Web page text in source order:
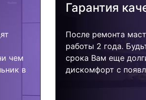
чем
в
Гарантия
После ремонта
работы 2 года.
срока Вам еще
дискомфорт с